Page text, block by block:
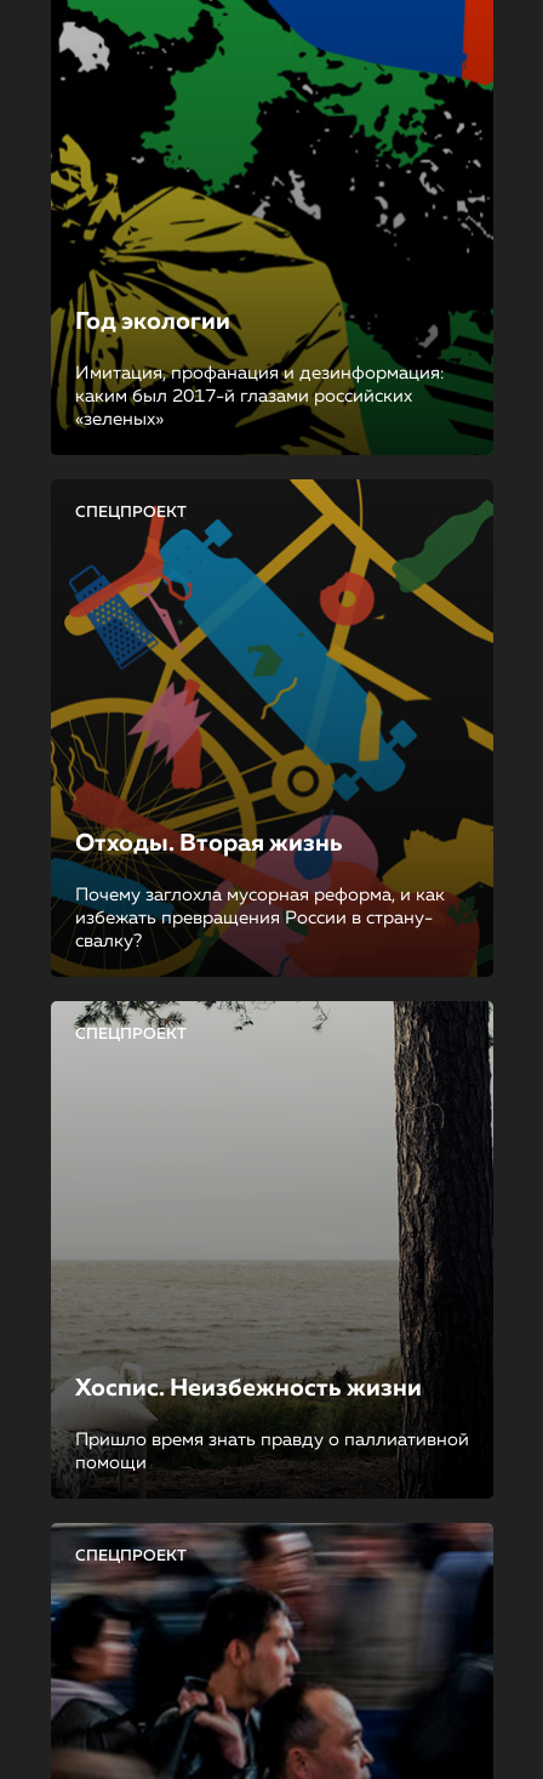
Год экологии
Имитация, профанация и дезинформация:
каким был 2017-й глазами российских
«зеленых»
СПЕЦПРОЕКТ
Отходы. Вторая жизнь
Почему заглохла мусорная реформа, и как
избежать превращения России в страну-
свалку?
СПЕЦПРОЕКТ
Хоспис. Неизбежность жизни
Пришло время знать правду о паллиативной
помощи
СПЕЦПРОЕКТ